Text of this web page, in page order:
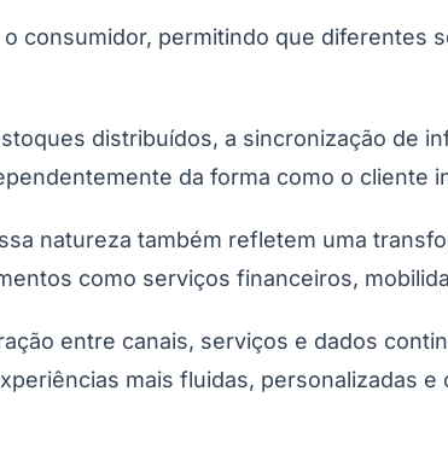
consumidor, permitindo que diferentes
distribuídos, a sincronização de
da forma como o cliente
natureza também refletem uma
como serviços financeiros,
entre canais, serviços e dados
mais fluidas, personalizadas